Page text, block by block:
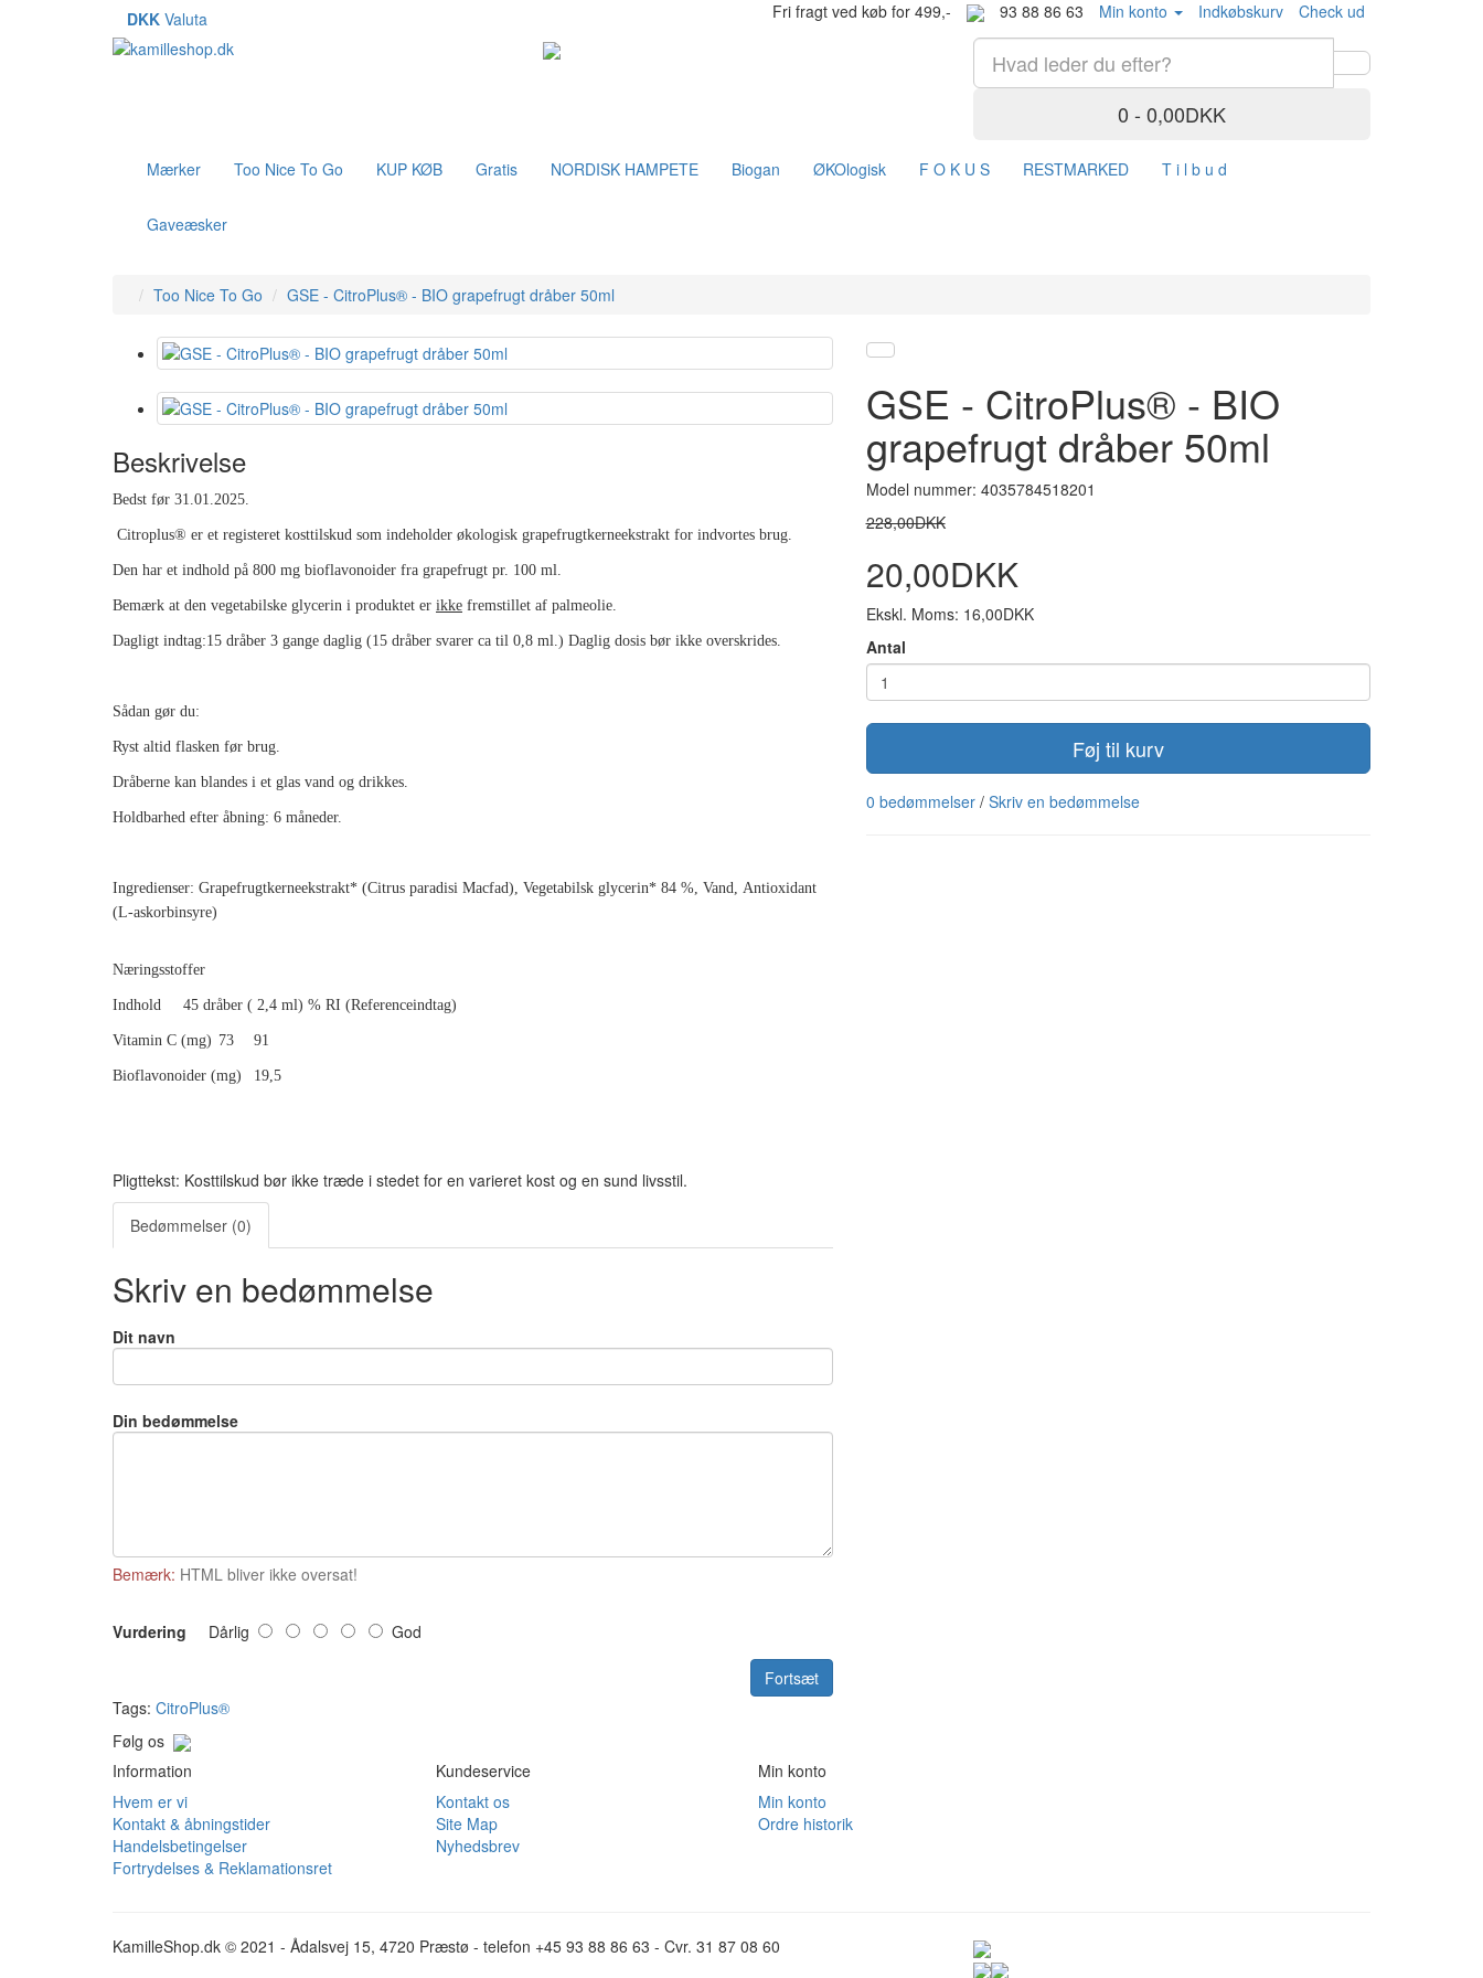
DKK Valuta Fri fragt ved køb for 499,- 93 88 86 63 Min konto Indkøbskurv Check ud
0 - 0,00DKK
Mærker Too Nice To Go KUP KØB Gratis NORDISK HAMPETE Biogan ØKOlogisk F O K U S RESTMARKED T i l b u d
Gaveæsker
Too Nice To Go GSE - CitroPlus® - BIO grapefrugt dråber 50ml
Beskrivelse
Bedst før 31.01.2025.
Citroplus® er et registeret kosttilskud som indeholder økologisk grapefrugtkerneekstrakt for indvortes brug.
Den har et indhold på 800 mg bioflavonoider fra grapefrugt pr. 100 ml.
Bemærk at den vegetabilske glycerin i produktet er ikke fremstillet af palmeolie.
Dagligt indtag:15 dråber 3 gange daglig (15 dråber svarer ca til 0,8 ml.) Daglig dosis bør ikke overskrides.
Sådan gør du:
Ryst altid flasken før brug.
Dråberne kan blandes i et glas vand og drikkes.
Holdbarhed efter åbning: 6 måneder.
Ingredienser: Grapefrugtkerneekstrakt* (Citrus paradisi Macfad), Vegetabilsk glycerin* 84 %, Vand, Antioxidant
(L-askorbinsyre)
Næringsstoffer
Indhold 45 dråber ( 2,4 ml) % RI (Referenceindtag)
Vitamin C (mg) 73 91
Bioflavonoider (mg) 19,5
Pligttekst: Kosttilskud bør ikke træde i stedet for en varieret kost og en sund livsstil.
Bedømmelser (0)
Skriv en bedømmelse
Dit navn
Din bedømmelse
Bemærk: HTML bliver ikke oversat!
Vurdering Dårlig God
Fortsæt
GSE - CitroPlus® - BIO
grapefrugt dråber 50ml
Model nummer: 4035784518201
228,00DKK
20,00DKK
Ekskl. Moms: 16,00DKK
Antal
Føj til kurv
0 bedømmelser/ Skriv en bedømmelse
Tags: CitroPlus®
Følg os
Information
Hvem er vi
Kontakt & åbningstider
Handelsbetingelser
Fortrydelses & Reklamationsret
Kundeservice
Kontakt os
Site Map
Nyhedsbrev
Min konto
Min konto
Ordre historik
KamilleShop.dk © 2021 - Ådalsvej 15, 4720 Præstø - telefon +45 93 88 86 63 - Cvr. 31 87 08 60